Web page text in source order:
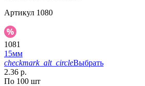
Артикул 1080
1081
15мм
checkmark_alt_circleВыбрать
2.36 р.
По 100 шт